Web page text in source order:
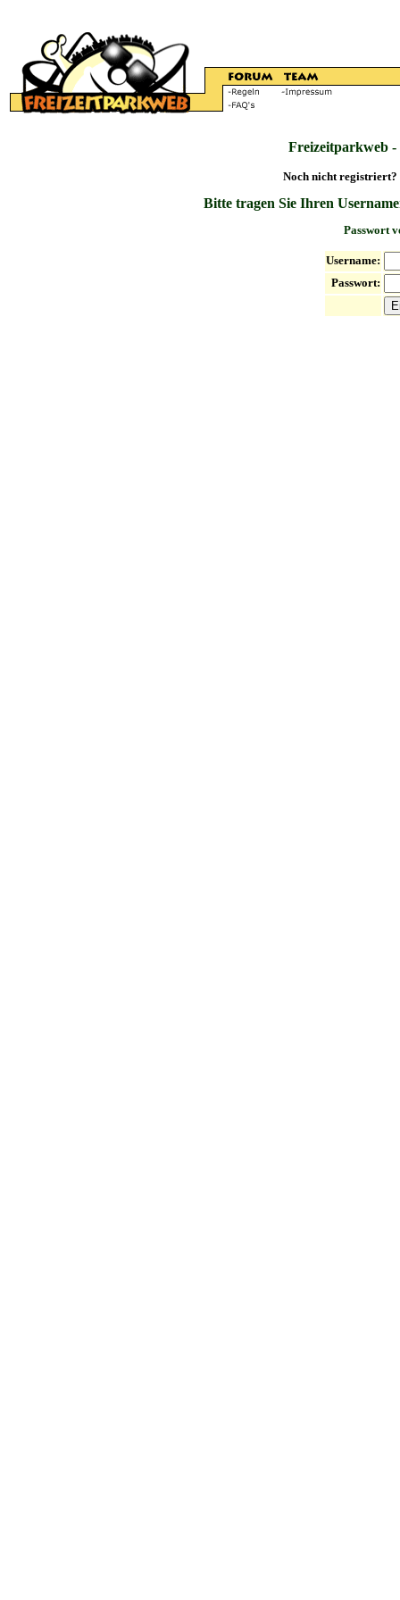
Freizeitparkweb
Noch nicht registriert?
Bitte tragen Sie Ihren
Passwort
Username:
Passwort: